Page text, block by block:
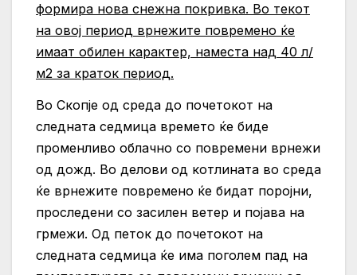
формира нова снежна покривка. Во текот
на овој период врнежите повремено ќе
имаат обилен карактер, наместа над 40 л/
м2 за краток период.
Во Скопје од среда до почетокот на
следната седмица времето ќе биде
променливо облачно со повремени врнежи
од дожд. Во делови од котлината во среда
ќе врнежите повремено ќе бидат поројни,
проследени со засилен ветер и појава на
грмежи. Од петок до почетокот на
следната седмица ќе има поголем пад на